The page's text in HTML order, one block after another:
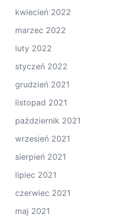
kwiecień 2022
marzec 2022
luty 2022
styczeń 2022
grudzień 2021
listopad 2021
październik 2021
wrzesień 2021
sierpień 2021
lipiec 2021
czerwiec 2021
maj 2021